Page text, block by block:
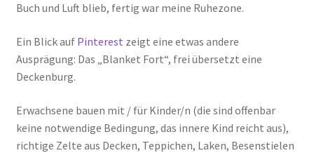
Buch und Luft blieb, fertig war meine Ruhezone.
Ein Blick auf Pinterest zeigt eine etwas andere
Ausprägung: Das „Blanket Fort“, frei übersetzt eine
Deckenburg.
Erwachsene bauen mit / für Kinder/n (die sind offenbar
keine notwendige Bedingung, das innere Kind reicht aus),
richtige Zelte aus Decken, Teppichen, Laken, Besenstielen